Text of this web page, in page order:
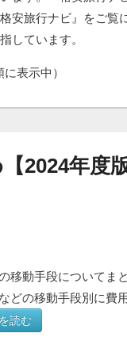
安旅行ナビ』をご覧
しています。
表示中）
2024年度版
移動手段についてま
どの移動手段別に費
読む